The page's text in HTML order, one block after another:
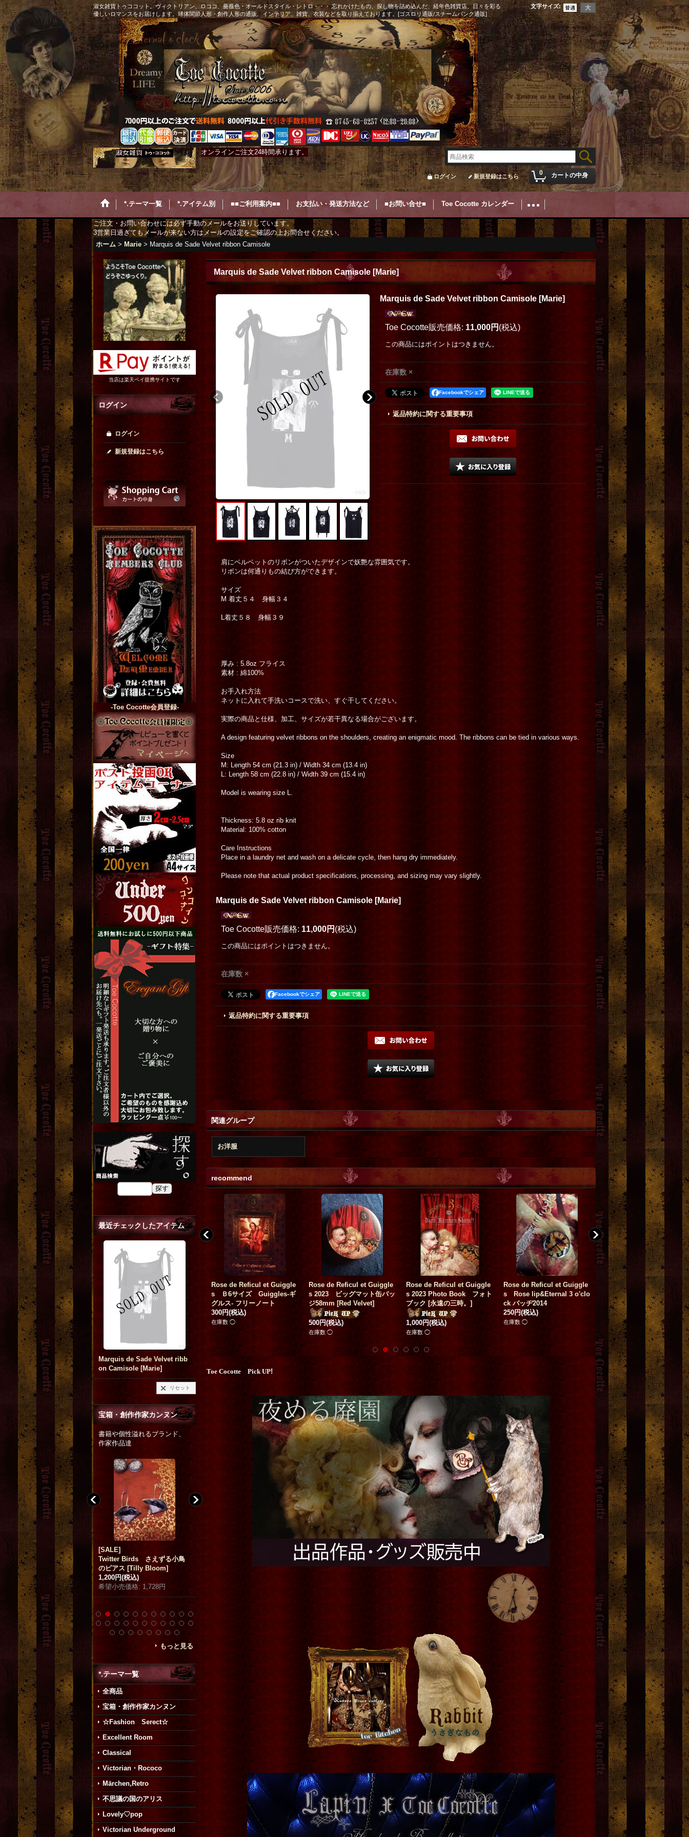
淑女雑貨トゥココット。ヴィクトリアン、ロココ、薔薇色・オールドスタイル・レトロ・・・ 忘れかけたもの、探し物を詰め込んだ、経年色雑貨店。日々を彩る
優しいロマンスをお届けします。球体関節人形・創作人形の通販、インテリア、雑貨、衣装などを取り揃えております。[ゴスロリ通販/スチームパンク通販]
文字サイズ:
オンラインご注文24時間承ります。
0 カートの中身
ログイン 新規登録はこちら
*.テーマ一覧 *.アイテム別 ■■ご利用案内■■ お支払い・発送方法など ■お問い合せ■ Toe Cocotte カレンダー
ご注文・お問い合わせには必ず手動のメールをお送りしています。
3営業日過ぎてもメールが来ない方はメールの設定をご確認の上お問合せください。
ホーム > Marie > Marquis de Sade Velvet ribbon Camisole
当店は楽天ペイ提携サイトです
ログイン
ログイン
新規登録はこちら
-Toe Cocotte会員登録-
最近チェックしたアイテム
Marquis de Sade Velvet ribb
on Camisole [Marie]
リセット
宝箱・創作作家カンヌン
書籍や個性溢れるブランド、
作家作品達
Birds さえずる小鳥
ピアス [Tilly Bloom]
円(税込)
望小売価格: 1,728円
ラスト再入荷
「星巫女」レターセット [ 武田
錦]
750円 (税込)
No.22：月下美人標本 [月下美
人屋さん
[再入荷]
「月光映画館」レターセット
[武田錦
(税込)
「Same Color」額装原画
8,800円
キャッツイラストハンド
ド ヘアピン 2個セット
[y.nyanmo
]
1,300円
(税込)
もっと見る
*.テーマ一覧
全商品
宝箱・創作作家カンヌン
☆Fashion Serect☆
Excellent Room
Classical
Victorian・Rococo
Mārchen,Retro
不思議の国のアリス
Lovely♡pop
Victorian Underground
Marquis de Sade Velvet ribbon Camisole [Marie]
Marquis de Sade Velvet ribbon Camisole [Marie]
Toe Cocotte販売価格: 11,000円 (税込)
この商品にはポイントはつきません。
在庫数 ×
Facebookでシェア
返品特約に関する重要事項
肩にベルベットのリボンがついたデザインで妖艶な雰囲気です。
リボンは何通りもの結び方ができます。
サイズ
M 着丈５４ 身幅３４
L着丈５８ 身幅３９
厚み : 5.8oz フライス
素材 : 綿100%
お手入れ方法
ネットに入れて手洗いコースで洗い、すぐ干してください。
実際の商品と仕様、加工、サイズが若干異なる場合がございます。
A design featuring velvet ribbons on the shoulders, creating an enigmatic mood. The ribbons can be tied in various ways.
Size
M: Length 54 cm (21.3 in) / Width 34 cm (13.4 in)
L: Length 58 cm (22.8 in) / Width 39 cm (15.4 in)
Model is wearing size L.
Thickness: 5.8 oz rib knit
Material: 100% cotton
Care Instructions
Place in a laundry net and wash on a delicate cycle, then hang dry immediately.
Please note that actual product specifications, processing, and sizing may vary slightly.
Marquis de Sade Velvet ribbon Camisole [Marie]
Toe Cocotte販売価格: 11,000円 (税込)
この商品にはポイントはつきません。
在庫数 ×
Facebookでシェア
返品特約に関する重要事項
関連グループ
お洋服
recommend
lustreetrange rose ribbon ti
e
le-ac-17-2-blue]
13,200円
(税込)
在庫数 △
「Yuwan de Reficulー赤い
くつー」 A4額写真
of Dream-]
3,000円(税込)
Rose de Reficul et Guiggle
s Ｂ6サイズ Guiggles-ギ
グルス- フリーノート
300円(税込)
在庫数 ◯
Rose de Reficul et Guiggle
s 2023 ビッグマット缶バッ
ジ58mm [Red Velvet]
500円(税込)
在庫数 ◯
Rose de Reficul et Guiggle
s 2023 Photo Book フォト
ブック [永遠の三時。 ]
1,000円(税込)
在庫数 ◯
Rose de Reficul et Guiggle
s Rose lip&Eternal 3 o'clo
ck バッヂ2014
250円(税込)
在庫数 ◯
写真集●Rose de Reficul et
GuigglesーBeyond the Aest
heticism
3,080円(税込)
在庫数 ◯
Toe Cocotte Pick UP!